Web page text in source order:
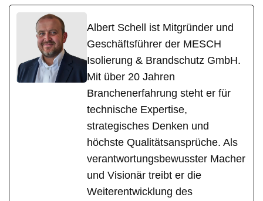
Albert Schell ist Mitgründer und
Geschäftsführer der MESCH
Isolierung & Brandschutz GmbH.
Mit über 20 Jahren
Branchenerfahrung steht er für
technische Expertise,
strategisches Denken und
höchste Qualitätsansprüche. Als
verantwortungsbewusster Macher
und Visionär treibt er die
Weiterentwicklung des